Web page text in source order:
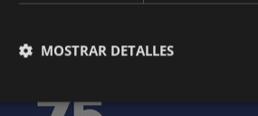
MOSTRAR DETALLES